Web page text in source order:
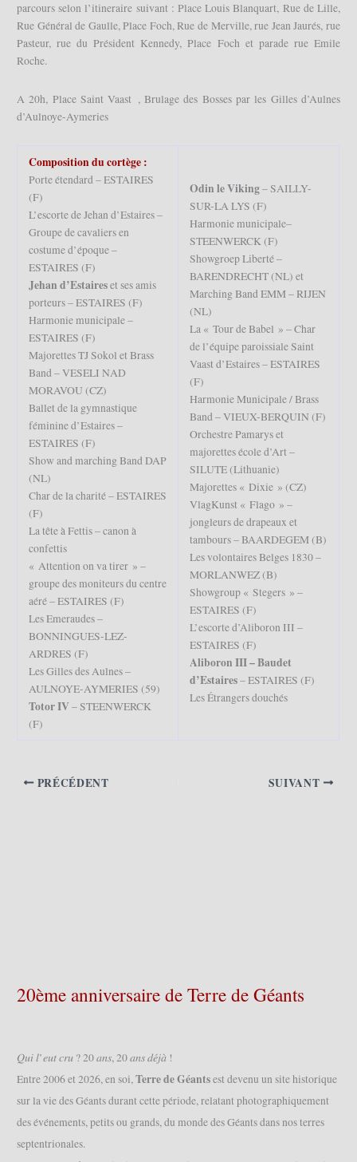
parcours selon l’itineraire suivant : Place Louis Blanquart, Rue de Lille,
Rue Général de Gaulle, Place Foch, Rue de Merville, rue Jean Jaurés, rue
Pasteur, rue du Président Kennedy, Place Foch et parade rue Emile
Roche.
A 20h, Place Saint Vaast , Brulage des Bosses par les Gilles d’Aulnes
d’Aulnoye-Aymeries
Composition du cortège :
Porte étendard – ESTAIRES
(F)
L’escorte de Jehan d’Estaires –
Groupe de cavaliers en
costume d’époque –
ESTAIRES (F)
Jehan d’Estaireset ses amis
porteurs – ESTAIRES (F)
Harmonie municipale –
ESTAIRES (F)
Majorettes TJ Sokol et Brass
Band – VESELI NAD
MORAVOU (CZ)
Ballet de la gymnastique
féminine d’Estaires –
ESTAIRES (F)
Show and marching Band DAP
(NL)
Char de la charité – ESTAIRES
(F)
La tête à Fettis – canon à
confettis
« Attention on va tirer » –
groupe des moniteurs du centre
aéré – ESTAIRES (F)
Les Emeraudes –
BONNINGUES-LEZ-
ARDRES (F)
Les Gilles des Aulnes –
AULNOYE-AYMERIES (59)
Totor IV– STEENWERCK
(F)
Odin le Viking– SAILLY-
SUR-LA LYS (F)
Harmonie municipale–
STEENWERCK (F)
Showgroep Liberté –
BARENDRECHT (NL) et
Marching Band EMM – RIJEN
(NL)
La « Tour de Babel » – Char
de l’équipe paroissiale Saint
Vaast d’Estaires – ESTAIRES
(F)
Harmonie Municipale / Brass
Band – VIEUX-BERQUIN (F)
Orchestre Pamarys et
majorettes école d’Art –
SILUTE (Lithuanie)
Majorettes « Dixie » (CZ)
VlagKunst « Flago » –
jongleurs de drapeaux et
tambours – BAARDEGEM (B)
Les volontaires Belges 1830 –
MORLANWEZ (B)
Showgroup « Stegers » –
ESTAIRES (F)
L’escorte d’Aliboron III –
ESTAIRES (F)
Aliboron III – Baudet
d’Estaires– ESTAIRES (F)
Les Étrangers douchés
PRÉCÉDENT SUIVANT
20ème anniversaire de Terre de Géants
𝑄𝑢𝑖 𝑙’𝑒𝑢𝑡 𝑐𝑟𝑢 ? 20 𝑎𝑛𝑠, 20 𝑎𝑛𝑠 𝑑𝑒́𝑗𝑎̀ !
Entre 2006 et 2026, en soi,Terre de Géantsest devenu un site historique
sur la vie des Géants durant cette période, relatant photographiquement
des événements, petits ou grands, du monde des Géants dans nos terres
septentrionales.